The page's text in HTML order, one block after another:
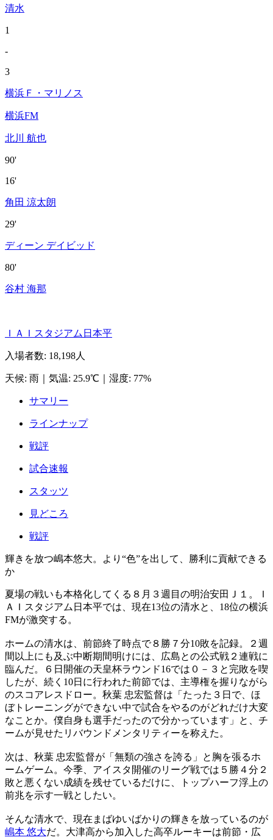
清水
1
-
3
横浜Ｆ・マリノス
横浜FM
北川 航也
90'
16'
角田 涼太朗
29'
ディーン デイビッド
80'
谷村 海那
ＩＡＩスタジアム日本平
入場者数: 18,198人
天候: 雨 気温: 25.9℃ 湿度: 77%
サマリー
ラインナップ
戦評
試合速報
スタッツ
見どころ
戦評
輝きを放つ嶋本悠大。より“色”を出して、勝利に貢献できる
か
夏場の戦いも本格化してくる８月３週目の明治安田Ｊ１。Ｉ
ＡＩスタジアム日本平では、現在13位の清水と、18位の横浜
FMが激突する。
ホームの清水は、前節終了時点で８勝７分10敗を記録。２週
間以上にも及ぶ中断期間明けには、広島との公式戦２連戦に
臨んだ。６日開催の天皇杯ラウンド16では０－３と完敗を喫
したが、続く10日に行われた前節では、主導権を握りながら
のスコアレスドロー。秋葉 忠宏監督は「たった３日で、ほ
ぼトレーニングができない中で試合をやるのがどれだけ大変
なことか。僕自身も選手だったので分かっています」と、チ
ームが見せたリバウンドメンタリティーを称えた。
次は、秋葉 忠宏監督が「無類の強さを誇る」と胸を張るホ
ームゲーム。今季、アイスタ開催のリーグ戦では５勝４分２
敗と悪くない成績を残せているだけに、トップハーフ浮上の
前兆を示す一戦としたい。
そんな清水で、現在まばゆいばかりの輝きを放っているのが
嶋本 悠大だ。大津高から加入した高卒ルーキーは前節・広